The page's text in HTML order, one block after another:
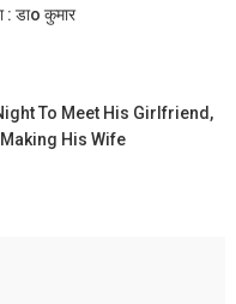
: डाo कुमार
To Meet His Girlfriend,
His Wife